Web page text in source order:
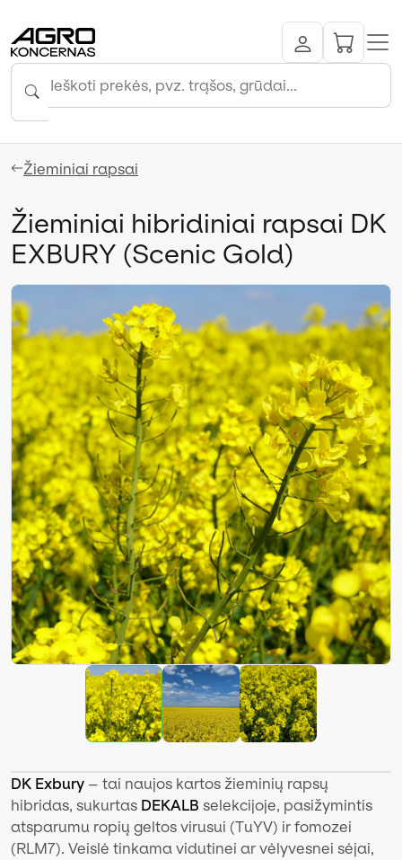
Žieminiai rapsai
Žieminiai hibridiniai rapsai DK
EXBURY (Scenic Gold)
DK Exbury – tai naujos kartos žieminių rapsų
hibridas, sukurtas DEKALB selekcijoje, pasižymintis
atsparumu ropių geltos virusui (TuYV) ir fomozei
(RLM7). Veislė tinkama vidutinei ar vėlyvesnei sėjai,